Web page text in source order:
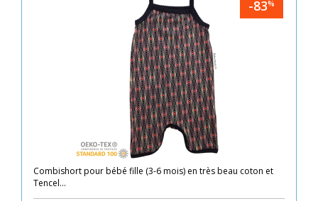
-83%
Combishort pour bébé fille (3-6 mois) en très beau coton et
Tencel...